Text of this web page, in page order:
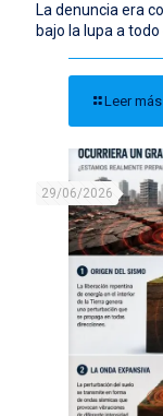
La denuncia era
bajo la lupa a
Leer más
29/06/2026